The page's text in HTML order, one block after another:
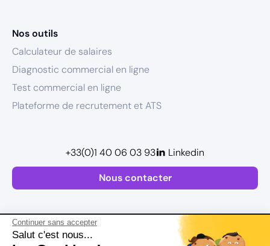
Continuer sans accepter
Salut c'est nous...
Nos outils
Calculateur de salaires
Diagnostic commercial en ligne
Test commercial en ligne
Plateforme de recrutement et ATS
Nous contacter
+33(0)1 40 06 03 93 Linkedin